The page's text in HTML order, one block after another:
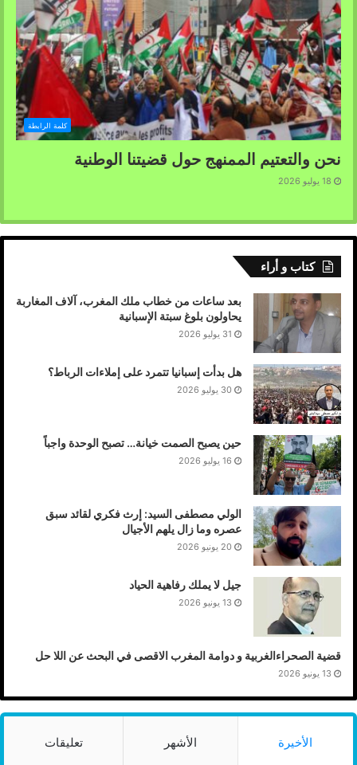
كلمة الرابطة
نحن والتعتيم الممنهج حول قضيتنا الوطنية
18 يوليو 2026
كتاب و أراء
بعد ساعات من خطاب ملك المغرب، آلاف المغاربة
يحاولون بلوغ سبتة الإسبانية
31 يوليو 2026
هل بدأت إسبانيا تتمرد على إملاءات الرباط؟
30 يوليو 2026
حين يصبح الصمت خيانة… تصبح الوحدة واجباً
16 يوليو 2026
الولي مصطفى السيد: إرث فكري لقائد سبق
عصره وما زال يلهم الأجيال
20 يونيو 2026
جيل لا يملك رفاهية الحياد
13 يونيو 2026
قضية الصحراءالغربية و دوامة المغرب الاقصى في البحث عن اللا حل
13 يونيو 2026
الأخيرة الأشهر تعليقات